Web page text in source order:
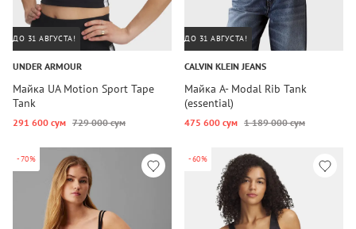
ДО 31 АВГУСТА!
UNDER ARMOUR
Майка UA Motion Sport Tape
Tank
291 600 сум 729 000 сум
ДО 31 АВГУСТА!
CALVIN KLEIN JEANS
Майка A- Modal Rib Tank
(essential)
475 600 сум 1 189 000 сум
-70% -60%